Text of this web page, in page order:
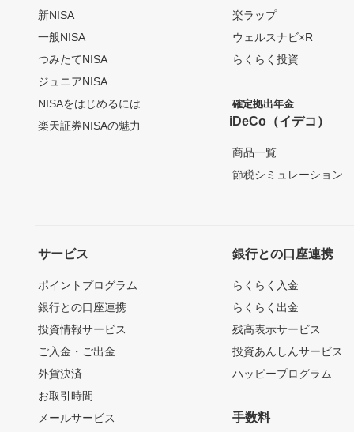
新NISA
一般NISA
つみたてNISA
ジュニアNISA
NISAをはじめるには
楽天証券NISAの魅力
楽ラップ
ウェルスナビ×R
らくらく投資
確定拠出年金
iDeCo（イデコ）
商品一覧
節税シミュレーション
サービス
ポイントプログラム
銀行との口座連携
投資情報サービス
ご入金・ご出金
外貨決済
お取引時間
メールサービス
銀行との口座連携
らくらく入金
らくらく出金
残高表示サービス
投資あんしんサービス
ハッピープログラム
手数料